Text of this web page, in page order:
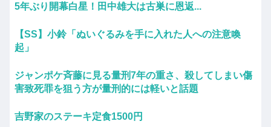
5年ぶり開幕白星！田中雄大は古巣に恩返...
【SS】小鈴「ぬいぐるみを手に入れた人への注意喚
起」
ジャンポケ斉藤に見る量刑7年の重さ、殺してしまい傷
害致死罪を狙う方が量刑的には軽いと話題
吉野家のステーキ定食1500円